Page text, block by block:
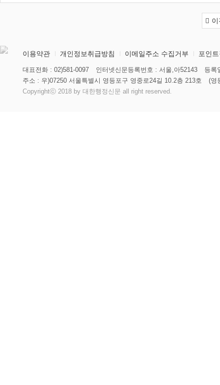
이용약관 개인정보취급방침 이메일주소 수집거부 포인
대표전화 : 02)581-0097 인터넷신문등록번호 : 서울,아52143
등록
주소 : 우)07250 서울특별시 영등포구 영중로24길 10.2층 213호
(영
Copyrightⓒ 2018 by 대한행정신문 all right reserved.